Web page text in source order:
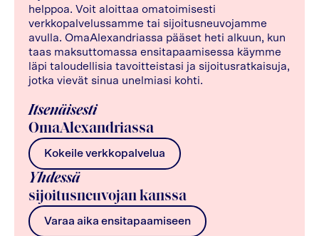
helppoa. Voit aloittaa omatoimisesti
verkkopalvelussamme tai sijoitusneuvojamme
avulla. OmaAlexandriassa pääset heti alkuun, kun
taas maksuttomassa ensitapaamisessa käymme
läpi taloudellisia tavoitteistasi ja sijoitusratkaisuja,
jotka vievät sinua unelmiasi kohti.
Itsenäisesti
OmaAlexandriassa
Kokeile verkkopalvelua
Yhdessä
sijoitusneuvojan kanssa
Varaa aika ensitapaamiseen